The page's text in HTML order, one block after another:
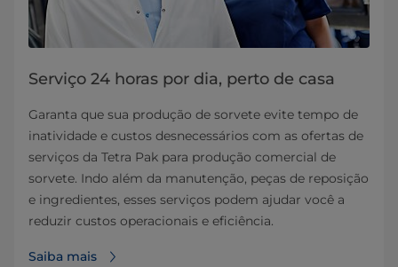
Serviço 24 horas por dia, perto de casa
Garanta que sua produção de sorvete evite tempo de
inatividade e custos desnecessários com as ofertas de
serviços da Tetra Pak para produção comercial de
sorvete. Indo além da manutenção, peças de reposição
e ingredientes, esses serviços podem ajudar você a
reduzir custos operacionais e eficiência.
Saiba mais